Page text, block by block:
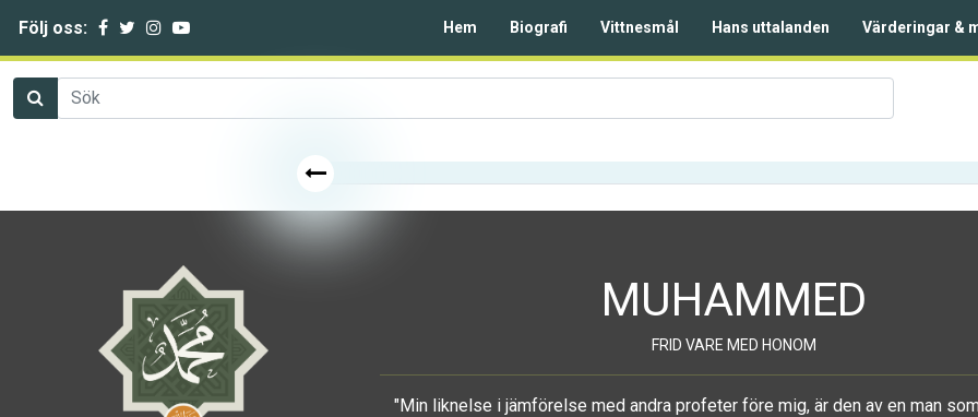
Följ oss: Hem Biografi Vittnesmål Hans uttalanden Värderingar &
MUHAMMED
FRID VARE MED HONOM
"Min liknelse i jämförelse med andra profeter före mig, är den av en man